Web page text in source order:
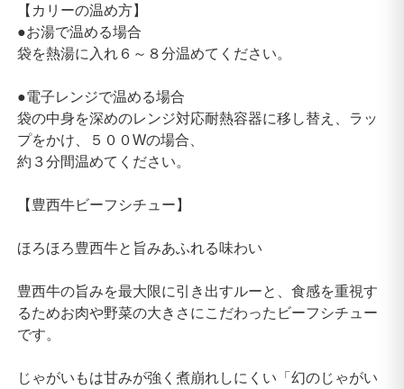
【カリーの温め方】
●お湯で温める場合
袋を熱湯に入れ６～８分温めてください。
●電子レンジで温める場合
袋の中身を深めのレンジ対応耐熱容器に移し替え、ラッ
プをかけ、５００Wの場合、
約３分間温めてください。
【豊西牛ビーフシチュー】
ほろほろ豊西牛と旨みあふれる味わい
豊西牛の旨みを最大限に引き出すルーと、食感を重視す
るためお肉や野菜の大きさにこだわったビーフシチュー
です。
じゃがいもは甘みが強く煮崩れしにくい「幻のじゃがい